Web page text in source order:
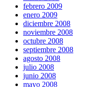
febrero 2009
enero 2009
diciembre 2008
noviembre 2008
octubre 2008
septiembre 2008
agosto 2008
julio 2008
junio 2008
mayo 2008